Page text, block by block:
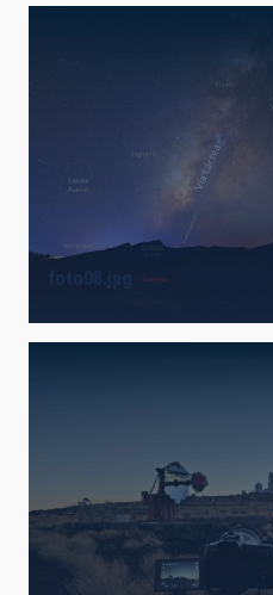
foto08.jpg